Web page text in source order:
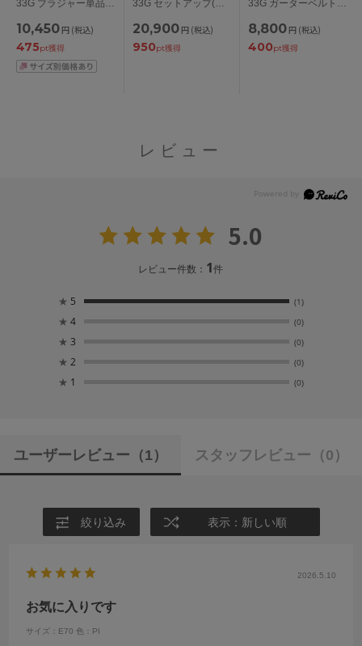
33G ブラジャー単品
カップ アンダー
65/70/75/80cm
10,450 円 (税込)
475pt獲得
33G セットアップ(キ
20,900 円 (税込)
950pt獲得
33G ガーターベルト
8,800 円 (税込)
400pt獲得
レビュー
5.0
レビュー件数： 1件
★ 5 (1)
★ 4 (0)
★ 3 (0)
★ 2 (0)
★ 1 (0)
ユーザーレビュー （1） スタッフレビュー （0）
絞り込み 表示：新しい順
2026.5.10
お気に入りです
サイズ：E70 色：PI